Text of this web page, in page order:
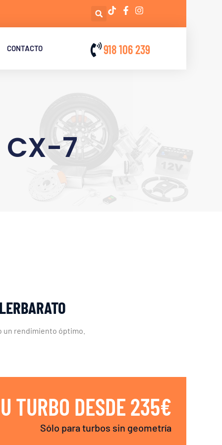
CONTACTO 918 106 239
CX-7
un rendimiento óptimo.
TURBO DESDE 235€
Sólo para turbos sin geometría